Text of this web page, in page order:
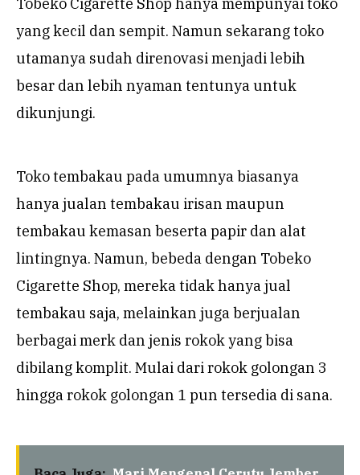
yang kecil dan sempit. Namun sekarang toko
utamanya sudah direnovasi menjadi lebih
besar dan lebih nyaman tentunya untuk
dikunjungi.
Toko tembakau pada umumnya biasanya
hanya jualan tembakau irisan maupun
tembakau kemasan beserta papir dan alat
lintingnya. Namun, bebeda dengan Tobeko
Cigarette Shop, mereka tidak hanya jual
tembakau saja, melainkan juga berjualan
berbagai merk dan jenis rokok yang bisa
dibilang komplit. Mulai dari rokok golongan 3
hingga rokok golongan 1 pun tersedia di sana.